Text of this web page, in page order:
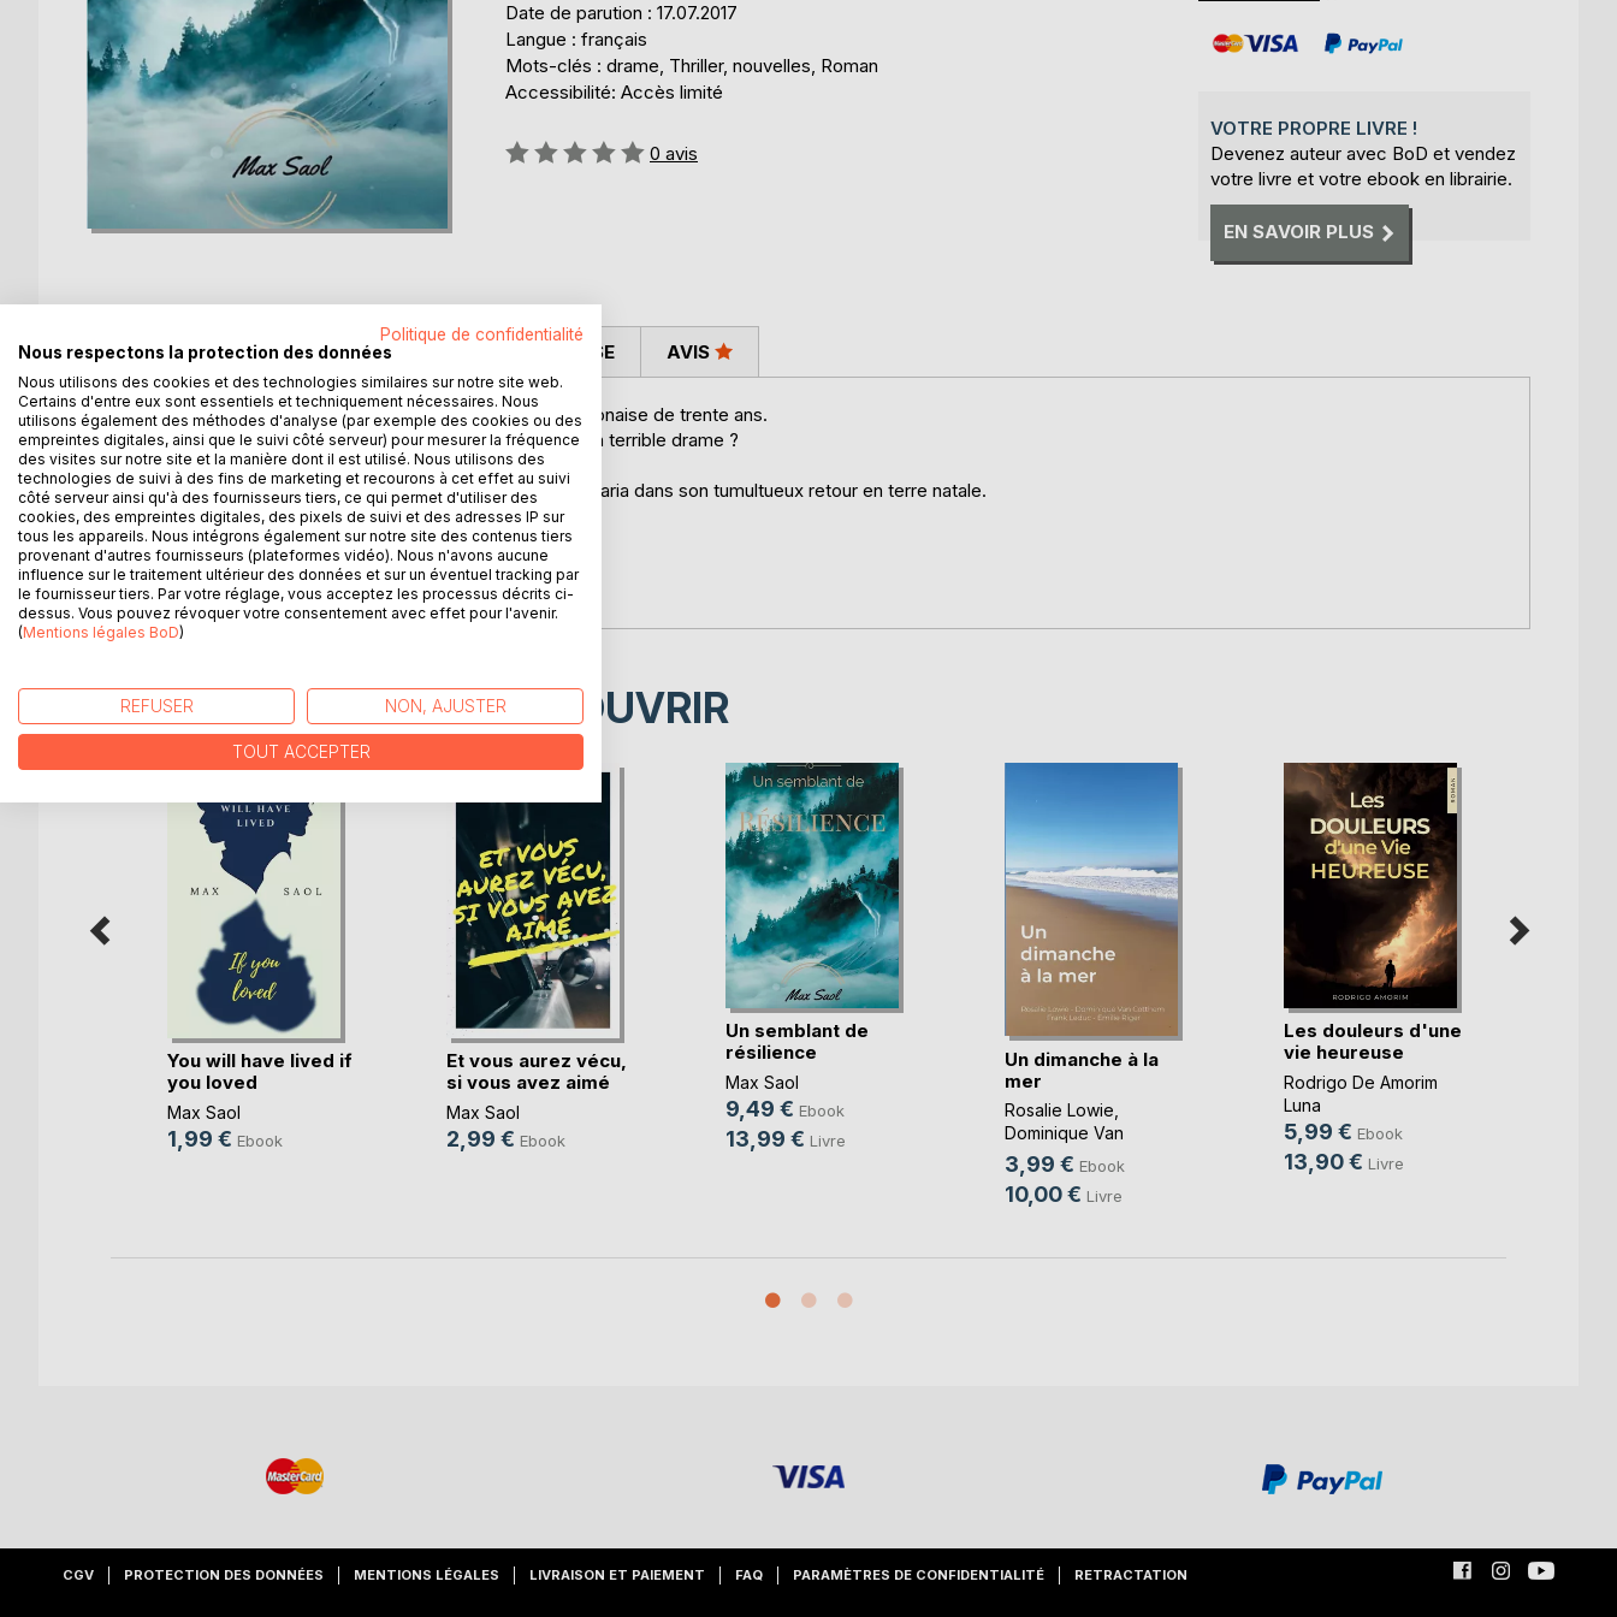
Date de parution : 17.07.2017
Langue : français
Mots-clés : drame, Thriller, nouvelles, Roman
Accessibilité: Accès limité
Évaluation:
0 avis
VOTRE PROPRE LIVRE !
Devenez auteur avec BoD et vendez
votre livre et votre ebook en librairie.
EN SAVOIR PLUS
DESCRIPTION
Maria est une jeune psychologue parisienne d'origine polonaise de trente ans.
Son départ de Pologne à quinze ans ne cacherait-il pas un terrible drame ?
Entre rire et larmes, amour et haine.
Plongez-vous dans un semblant de résilience et suivez Maria dans son tumultueux retour en terre natale.
Méfiez-vous des apparences !
Inclus les nouvelles : "Départ Imminent " et "Captivité"
AUTEUR(S) CRITIQUES PRESSE AVIS
D’AUTRES TITRES À DÉCOUVRIR
You will have lived if
you loved
Max Saol
1,99 € Ebook
Et vous aurez vécu,
si vous avez aimé
Max Saol
2,99 € Ebook
Un semblant de
résilience
Max Saol
9,49 € Ebook
13,99 € Livre
Un dimanche à la
mer
Rosalie Lowie
Dominique Van
Cotthem, ...
3,99 € Ebook
10,00 € Livre
Les douleurs d'une
vie heureuse
Rodrigo De Amorim
Luna
5,99 € Ebook
13,90 € Livre
CGV PROTECTION DES DONNÉES MENTIONS LÉGALES LIVRAISON ET PAIEMENT FAQ PARAMÈTRES DE CONFIDENTIALITÉ RETRACTATION
Politique de confidentialité
Nous respectons la protection des données
Nous utilisons des cookies et des technologies similaires sur notre site web.
Certains d'entre eux sont essentiels et techniquement nécessaires. Nous
utilisons également des méthodes d'analyse (par exemple des cookies ou des
empreintes digitales, ainsi que le suivi côté serveur) pour mesurer la fréquence
des visites sur notre site et la manière dont il est utilisé. Nous utilisons des
technologies de suivi à des fins de marketing et recourons à cet effet au suivi
côté serveur ainsi qu'à des fournisseurs tiers, ce qui permet d'utiliser des
cookies, des empreintes digitales, des pixels de suivi et des adresses IP sur
tous les appareils. Nous intégrons également sur notre site des contenus tiers
provenant d'autres fournisseurs (plateformes vidéo). Nous n'avons aucune
influence sur le traitement ultérieur des données et sur un éventuel tracking par
le fournisseur tiers. Par votre réglage, vous acceptez les processus décrits ci-
dessus. Vous pouvez révoquer votre consentement avec effet pour l'avenir.
(Mentions légales BoD)
REFUSER NON, AJUSTER
TOUT ACCEPTER